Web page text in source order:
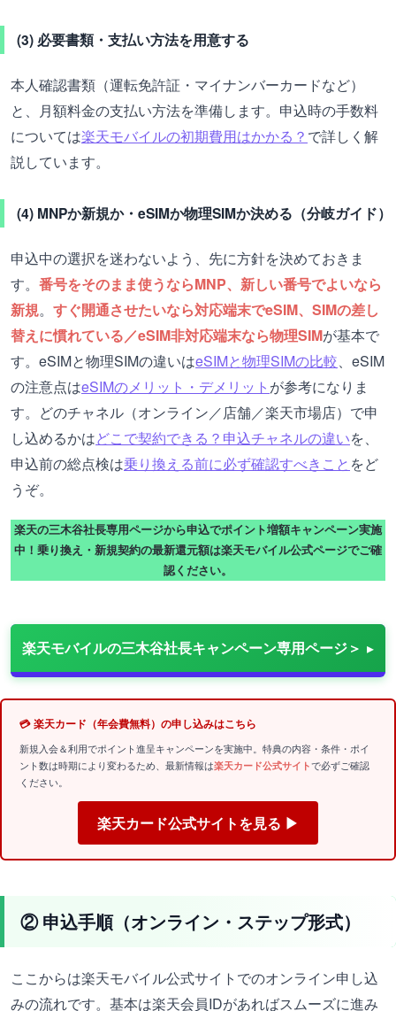
(3) 必要書類・支払い方法を用意する
本人確認書類（運転免許証・マイナンバーカードなど）
と、月額料金の支払い方法を準備します。申込時の手数料
については楽天モバイルの初期費用はかかる？ で詳しく解
説しています。
(4) MNPか新規か・eSIMか物理SIMか決める（分岐ガイド）
申込中の選択を迷わないよう、先に方針を決めておきま
す。 番号をそのまま使うならMNP、新しい番号でよいなら
新規。 すぐ開通させたいなら対応端末でeSIM、SIMの差し
替えに慣れている／eSIM非対応端末なら物理SIMが基本で
す。eSIMと物理SIMの違いはeSIMと物理SIMの比較、eSIM
の注意点はeSIMのメリット・デメリット が参考になりま
す。どのチャネル（オンライン／店舗／楽天市場店）で申
し込めるかはどこで契約できる？申込チャネルの違いを、
申込前の総点検は乗り換える前に必ず確認すべきこと をど
うぞ。
楽天の三木谷社長専用ページから申込でポイント増額キャンペーン実施
中！乗り換え・新規契約の最新還元額は楽天モバイル公式ページでご確
認ください。
楽天モバイルの三木谷社長キャンペーン専用ページ＞
💳 楽天カード（年会費無料）の申し込みはこちら
新規入会＆利用でポイント進呈キャンペーンを実施中。特典の内容・条件・ポイ
ント数は時期により変わるため、最新情報は楽天カード公式サイトで必ずご確認
ください。
楽天カード公式サイトを見る ▶
② 申込手順（オンライン・ステップ形式）
ここからは楽天モバイル公式サイトでのオンライン申し込
みの流れです。基本は楽天会員IDがあればスムーズに進み